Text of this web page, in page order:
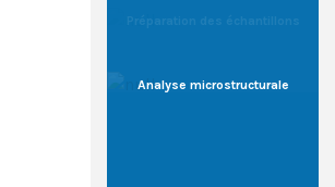
Préparation des échantillons
Analyse microstructurale